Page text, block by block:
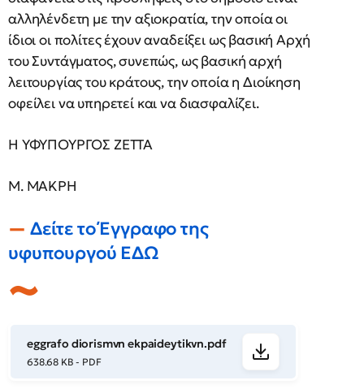
αλληλένδετη με την αξιοκρατία, την οποία οι
ίδιοι οι πολίτες έχουν αναδείξει ως βασική Αρχή
του Συντάγματος, συνεπώς, ως βασική αρχή
λειτουργίας του κράτους, την οποία η Διοίκηση
οφείλει να υπηρετεί και να διασφαλίζει.
Η ΥΦΥΠΟΥΡΓΟΣ ZETTA
M. ΜΑΚΡΗ
Δείτε το Έγγραφο της
υφυπουργού ΕΔΩ
eggrafo diorismvn ekpaideytikvn.pdf
638.68 KB - PDF